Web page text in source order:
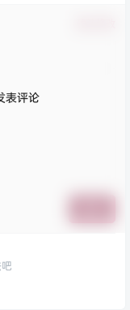
表评论